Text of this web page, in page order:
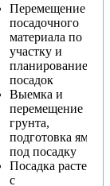
Перемещение
посадочного
материала по
участку и
планирование
посадок
Выемка и
перемещение
грунта,
подготовка ямы
под посадку
Посадка растения
с